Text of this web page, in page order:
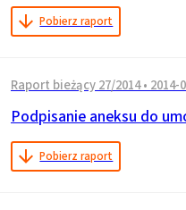
Pobierz raport
Raport bieżący 27/2014 • 2014-
Podpisanie aneksu do
Pobierz raport